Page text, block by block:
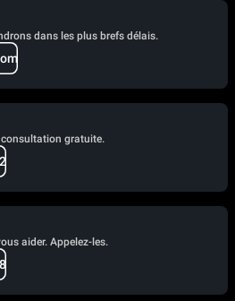
dans les plus brefs délais.
gratuite.
aider. Appelez-les.